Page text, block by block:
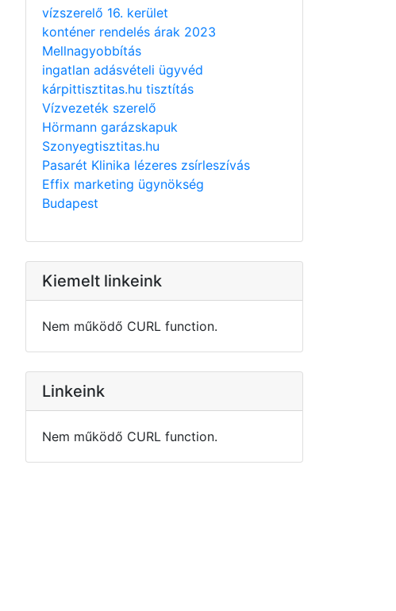
vízszerelő 16. kerület
konténer rendelés árak 2023
Mellnagyobbítás
ingatlan adásvételi ügyvéd
kárpittisztitas.hu tisztítás
Vízvezeték szerelő
Hörmann garázskapuk
Szonyegtisztitas.hu
Pasarét Klinika lézeres zsírleszívás
Effix marketing ügynökség
Budapest
Kiemelt linkeink
Nem működő CURL function.
Linkeink
Nem működő CURL function.